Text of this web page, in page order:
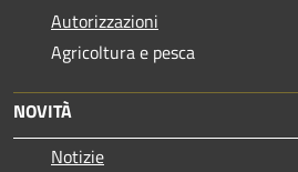
Autorizzazioni
Agricoltura e pesca
NOVITÀ
Notizie